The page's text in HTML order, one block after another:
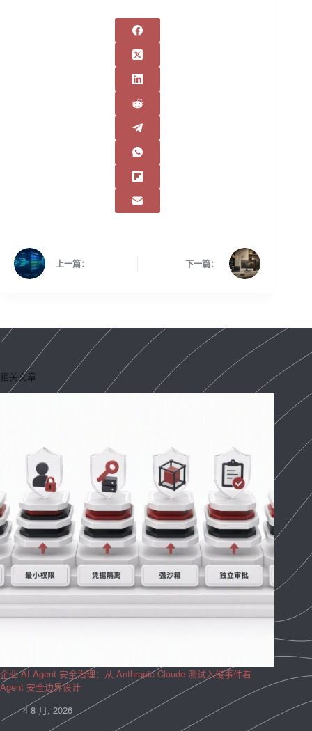
上一篇： 下一篇：
相关文章
企业 AI Agent 安全治理：从 Anthropic Claude 测试入侵事件看
Agent 安全边界设计
4 8 月, 2026